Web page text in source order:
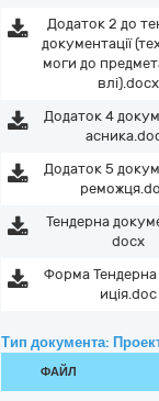
Додаток 2 до
документації
моги до
влі).docx
Додаток 4
Додаток 5
Тендерна
docx
Форма
иція.doc
Тип документа:
ФАЙЛ